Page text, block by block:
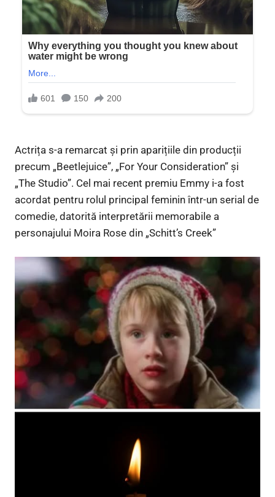
Actrița s-a remarcat și prin aparițiile din producții
precum „Beetlejuice”, „For Your Consideration” și
„The Studio”. Cel mai recent premiu Emmy i-a fost
acordat pentru rolul principal feminin într-un serial de
comedie, datorită interpretării memorabile a
personajului Moira Rose din „Schitt’s Creek”